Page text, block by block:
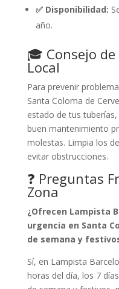
✅ Disponibilidad:
año.
🎓 Consejo
Local
Para prevenir
Santa Coloma de
estado de tus
buen mantenimiento
molestas. Limpia los
evitar obstrucciones.
❓ Preguntas
Zona
¿Ofrecen Lampista
urgencia en Santa
de semana y
Sí, en Lampista
horas del día, los 7